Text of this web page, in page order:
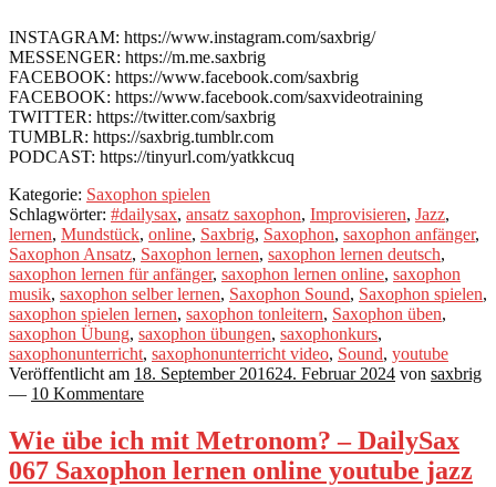
INSTAGRAM: https://www.instagram.com/saxbrig/
MESSENGER: https://m.me.saxbrig
FACEBOOK: https://www.facebook.com/saxbrig
FACEBOOK: https://www.facebook.com/saxvideotraining
TWITTER: https://twitter.com/saxbrig
TUMBLR: https://saxbrig.tumblr.com
PODCAST: https://tinyurl.com/yatkkcuq
Kategorie: Saxophon spielen
Schlagwörter: #dailysax, ansatz saxophon, Improvisieren, Jazz,
lernen, Mundstück, online, Saxbrig, Saxophon, saxophon anfänger,
Saxophon Ansatz, Saxophon lernen, saxophon lernen deutsch,
saxophon lernen für anfänger, saxophon lernen online, saxophon
musik, saxophon selber lernen, Saxophon Sound, Saxophon spielen,
saxophon spielen lernen, saxophon tonleitern, Saxophon üben,
saxophon Übung, saxophon übungen, saxophonkurs,
saxophonunterricht, saxophonunterricht video, Sound, youtube
Veröffentlicht am 18. September 201624. Februar 2024 von saxbrig
— 10 Kommentare
Wie übe ich mit Metronom? – DailySax
067 Saxophon lernen online youtube jazz